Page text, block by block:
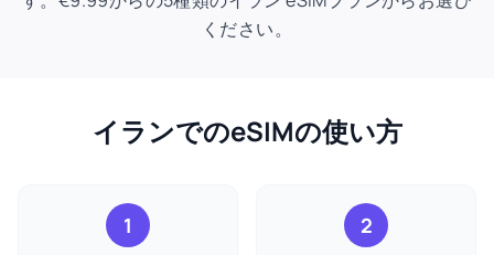
ください。
イランでのeSIMの使い方
1 2